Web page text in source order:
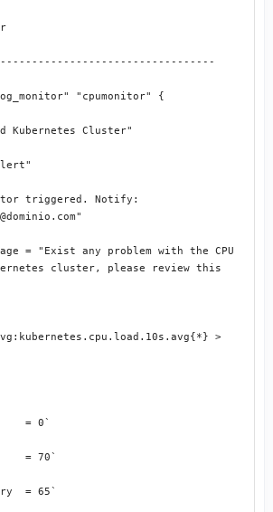
"cpumonitor" {
Kubernetes Cluster"
triggered. Notify:
= "Exist any problem with the CPU
cluster, please review this
>
= 0`
= 70`
= 65`